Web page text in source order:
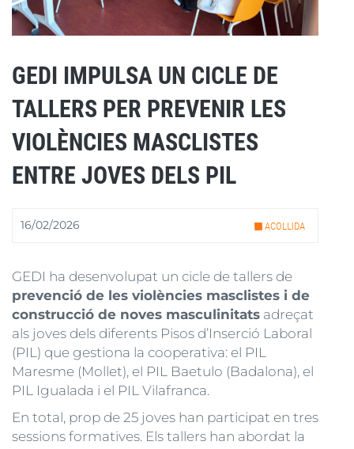
GEDI IMPULSA UN CICLE DE
TALLERS PER PREVENIR LES
VIOLÈNCIES MASCLISTES
ENTRE JOVES DELS PIL
16/02/2026 ACOLLIDA
GEDI ha desenvolupat un cicle de tallers de
prevenció de les violències masclistes i de
construcció de noves masculinitats adreçat
als joves dels diferents Pisos d’Inserció Laboral
(PIL) que gestiona la cooperativa: el PIL
Maresme (Mollet), el PIL Baetulo (Badalona), el
PIL Igualada i el PIL Vilafranca.
En total, prop de 25 joves han participat en tres
sessions formatives. Els tallers han abordat la